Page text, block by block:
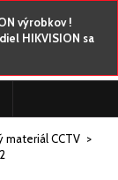
výrobkov !
HIKVISION sa
materiál CCTV
((loginText))